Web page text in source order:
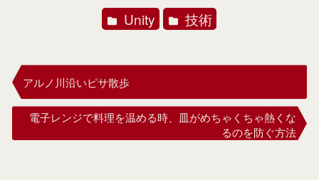
Unity 技術
アルノ川沿いピサ散歩
電子レンジで料理を温める時、皿がめちゃくちゃ熱くな
るのを防ぐ方法